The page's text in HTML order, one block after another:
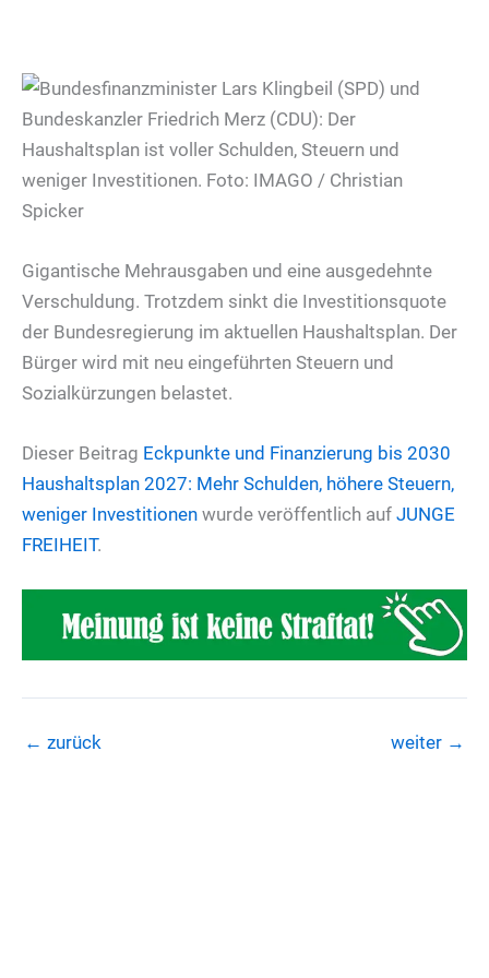
Gigantische Mehrausgaben und eine ausgedehnte
Verschuldung. Trotzdem sinkt die Investitionsquote
der Bundesregierung im aktuellen Haushaltsplan. Der
Bürger wird mit neu eingeführten Steuern und
Sozialkürzungen belastet.
Dieser Beitrag Eckpunkte und Finanzierung bis 2030
Haushaltsplan 2027: Mehr Schulden, höhere Steuern,
weniger Investitionen wurde veröffentlich auf JUNGE
FREIHEIT.
← zurück weiter →